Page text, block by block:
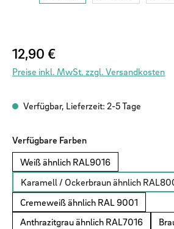
Regulärer Preis:
12,90 €
Preise inkl. MwSt. zzgl. Versandkosten
Verfügbar, Lieferzeit: 2-5 Tage
Verfügbare Farbenauswählen
Weiß ähnlich RAL9016
Karamell / Ockerbraun ähnlich
Cremeweiß ähnlich RAL 9001
Anthrazitgrau ähnlich RAL7016